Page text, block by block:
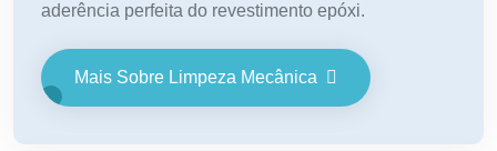
aderência perfeita do revestimento epóxi.
Mais Sobre Limpeza Mecânica